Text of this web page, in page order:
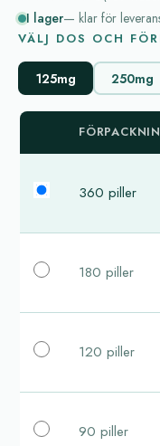
I lager— klar för
VÄLJ DOS OCH
125mg 250mg
360 piller
180 piller
120 piller
90 piller